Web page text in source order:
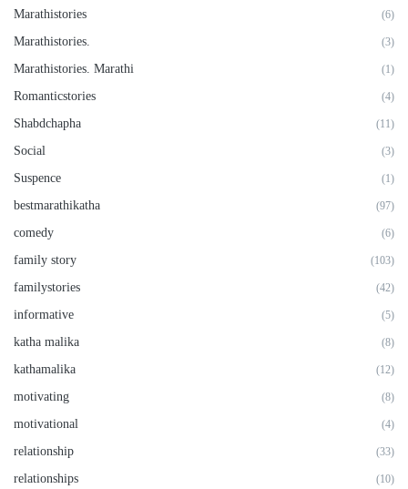
Marathistories (6)
Marathistories. (3)
Marathistories. Marathi (1)
Romanticstories (4)
Shabdchapha (11)
Social (3)
Suspence (1)
bestmarathikatha (97)
comedy (6)
family story (103)
familystories (42)
informative (5)
katha malika (8)
kathamalika (12)
motivating (8)
motivational (4)
relationship (33)
relationships (10)